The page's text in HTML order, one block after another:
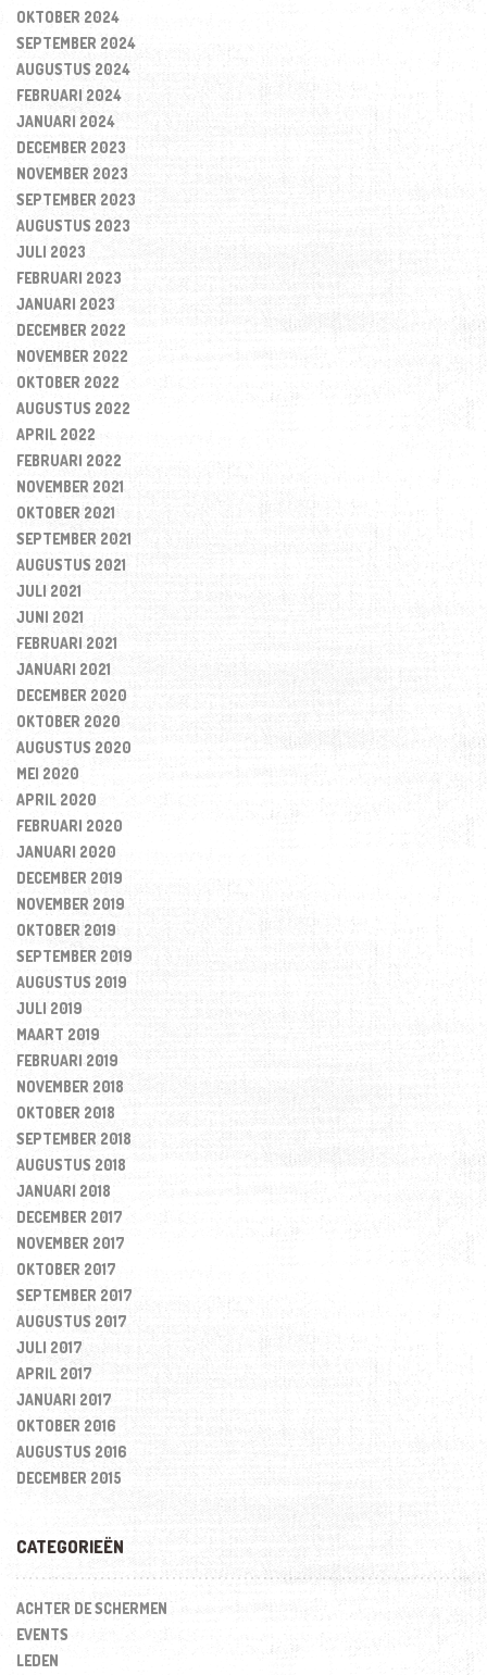
OKTOBER 2024
SEPTEMBER 2024
AUGUSTUS 2024
FEBRUARI 2024
JANUARI 2024
DECEMBER 2023
NOVEMBER 2023
SEPTEMBER 2023
AUGUSTUS 2023
JULI 2023
FEBRUARI 2023
JANUARI 2023
DECEMBER 2022
NOVEMBER 2022
OKTOBER 2022
AUGUSTUS 2022
APRIL 2022
FEBRUARI 2022
NOVEMBER 2021
OKTOBER 2021
SEPTEMBER 2021
AUGUSTUS 2021
JULI 2021
JUNI 2021
FEBRUARI 2021
JANUARI 2021
DECEMBER 2020
OKTOBER 2020
AUGUSTUS 2020
MEI 2020
APRIL 2020
FEBRUARI 2020
JANUARI 2020
DECEMBER 2019
NOVEMBER 2019
OKTOBER 2019
SEPTEMBER 2019
AUGUSTUS 2019
JULI 2019
MAART 2019
FEBRUARI 2019
NOVEMBER 2018
OKTOBER 2018
SEPTEMBER 2018
AUGUSTUS 2018
JANUARI 2018
DECEMBER 2017
NOVEMBER 2017
OKTOBER 2017
SEPTEMBER 2017
AUGUSTUS 2017
JULI 2017
APRIL 2017
JANUARI 2017
OKTOBER 2016
AUGUSTUS 2016
DECEMBER 2015
CATEGORIEËN
ACHTER DE SCHERMEN
EVENTS
LEDEN